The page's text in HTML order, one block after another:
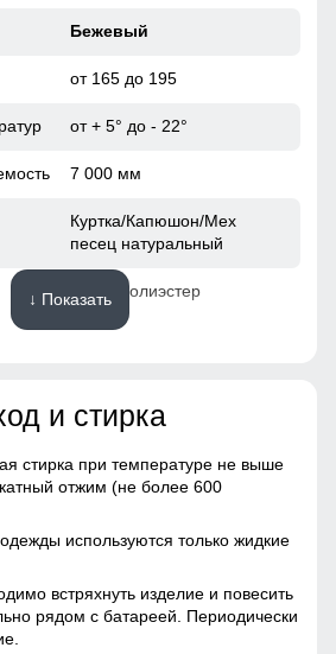
44
60
Бежевый
от 165 до 195
от + 5° до - 22°
7 000 мм
Куртка/Капюшон/Мех
песец натуральный
100% Полиэстер
Мембранные материалы,
Полиэстер, Плащевка,
материалы
↓ Показать
и стирка
стирка при температуре не выше
отжим (не более 600
используются только жидкие
встряхнуть изделие и повесить
рядом с батареей. Периодически